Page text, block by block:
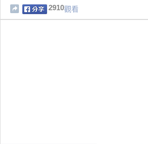
2910觀看